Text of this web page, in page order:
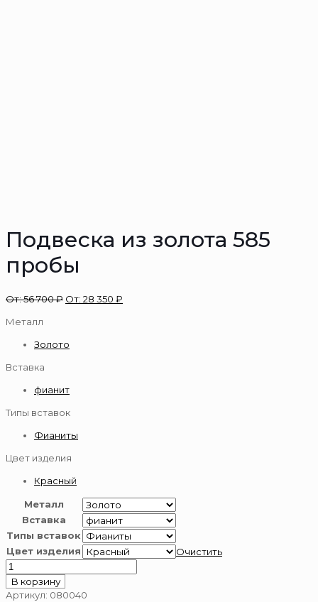
Подвеска из золота 585
пробы
От:56 700₽ От: 28 350 ₽
Металл
Золото
Вставка
фианит
Типы вставок
Фианиты
Цвет изделия
Красный
Металл
Вставка
Типы вставок
Цвет изделия
Очистить
Количество
товара
Подвеска
В корзину
Артикул: 080040